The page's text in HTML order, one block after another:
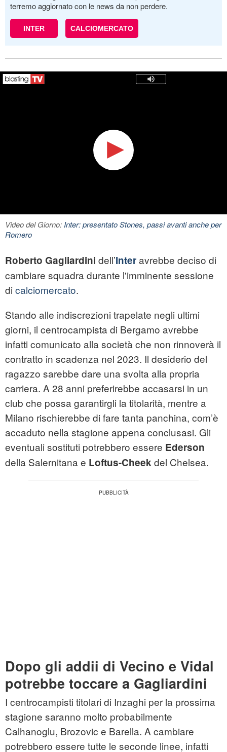
terremo aggiornato con le news da non perdere.
INTER CALCIOMERCATO
Video del Giorno:Inter: presentato Stones, passi avanti anche per
Romero
Roberto Gagliardini dell’Interavrebbe deciso di
cambiare squadra durante l'imminente sessione
di calciomercato.
Stando alle indiscrezioni trapelate negli ultimi
giorni, il centrocampista di Bergamo avrebbe
infatti comunicato alla società che non rinnoverà il
contratto in scadenza nel 2023. Il desiderio del
ragazzo sarebbe dare una svolta alla propria
carriera. A 28 anni preferirebbe accasarsi in un
club che possa garantirgli la titolarità, mentre a
Milano rischierebbe di fare tanta panchina, com’è
accaduto nella stagione appena conclusasi. Gli
eventuali sostituti potrebbero essere Ederson
della Salernitana e Loftus-Cheekdel Chelsea.
Dopo gli addii di Vecino e Vidal
potrebbe toccare a Gagliardini
I centrocampisti titolari di Inzaghi per la prossima
stagione saranno molto probabilmente
Calhanoglu, Brozovic e Barella. A cambiare
potrebbero essere tutte le seconde linee, infatti